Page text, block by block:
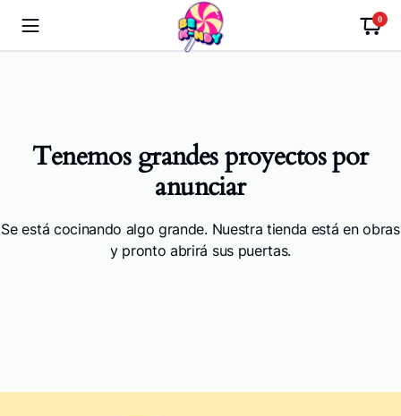
0
Tenemos grandes proyectos por
anunciar
Se está cocinando algo grande. Nuestra tienda está en obras
y pronto abrirá sus puertas.